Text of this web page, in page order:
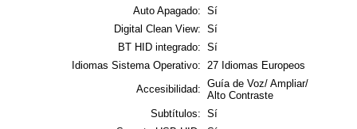
Auto Apagado: Sí
Digital Clean View: Sí
BT HID integrado: Sí
Idiomas Sistema Operativo: 27 Idiomas Europeos
Accesibilidad: Guía de Voz/ Ampliar/
Alto Contraste
Subtítulos: Sí